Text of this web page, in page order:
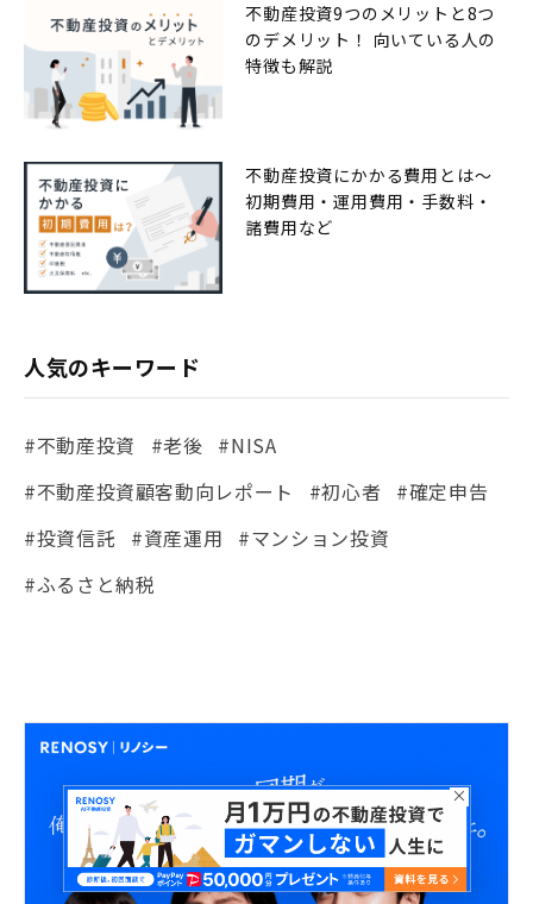
不動産投資9つのメリットと8つ
のデメリット！ 向いている人の
特徴も解説
不動産投資にかかる費用とは〜
初期費用・運用費用・手数料・
諸費用など
人気のキーワード
#不動産投資 #老後 #NISA
#不動産投資顧客動向レポート
#初心者
#確定申告
#投資信託
#資産運用
#マンション投資
#ふるさと納税